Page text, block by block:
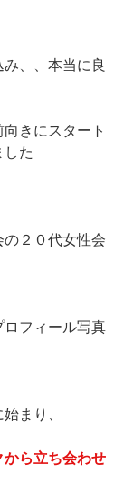
、、本当に良
きにスタート
した
２０代女性会
ロフィール写真
まり、
ら立ち会わせ